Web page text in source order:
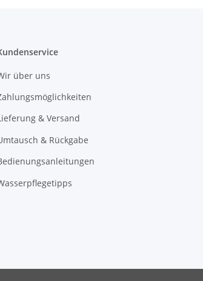
über uns
& Versand
& Rückgabe